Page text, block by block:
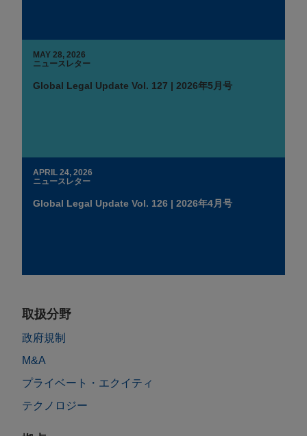
MAY 28, 2026
ニュースレター
Global Legal Update Vol. 127 | 2026年5月号
APRIL 24, 2026
ニュースレター
Global Legal Update Vol. 126 | 2026年4月号
取扱分野
政府規制
M&A
プライベート・エクイティ
テクノロジー